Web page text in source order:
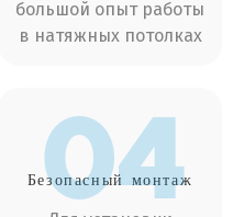
большой опыт работы
в натяжных потолках
04
Безопасный монтаж